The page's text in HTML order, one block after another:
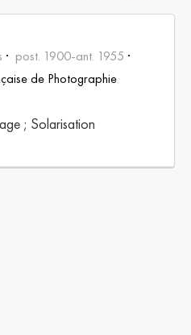
post. 1900-ant. 1955
de Photographie
; Solarisation